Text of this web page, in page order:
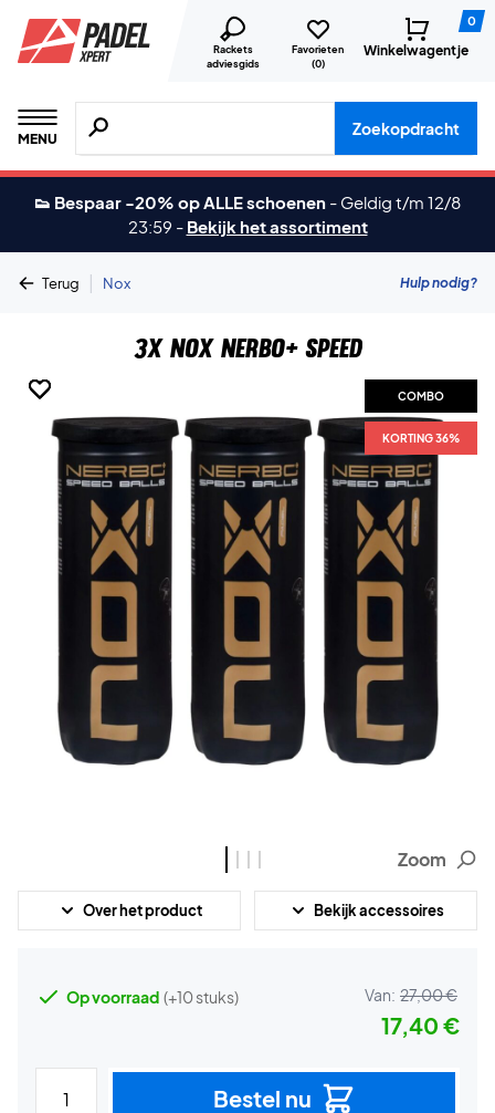
Rackets
adviesgids
Favorieten
(0)
0
Winkelwagentje
MENU
Zoeken naar producten, merken etc.
Zoekopdracht
👟 Bespaar -20% op ALLE schoenen - Geldig t/m 12/8
23:59 - Bekijk het assortiment
Terug | Nox Hulp nodig?
3x Nox Nerbo+ Speed
COMBO
KORTING 36%
COMBO
KORTING 36%
COMBO
KORTING 36%
COMBO
KORTING 36%
Zoom
Over het product Bekijk accessoires
Op voorraad (+10 stuks) Van: 27,00 €
17,40 €
Bestel nu